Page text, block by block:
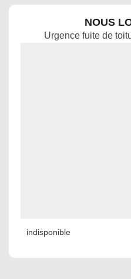
NOUS
Urgence fuite de
indisponible